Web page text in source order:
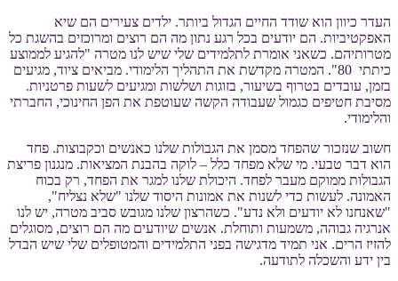
העדר כיוון הוא שודד החיים הגדול ביותר. ילדים צעירים הם שיא
האפקטיביות. הם יודעים בכל רגע נתון מה הם רוצים ומרוכזים בהשגת כל
מטרותיהם. כשאני אומרת לתלמידים שלי שיש לנו מטרה "להגיע לממוצע
כיתתי 80". המטרה מקדשת את התהליך הלימודי. מביאים ציוד, מגיעים
בזמן, עובדים בטרוף בשיעור, בזוגות ושלשות ומגיעים לשעות פרטניות.
מסיבת חטיפים כגמול שעבודה הקשה שעוטפת את הפן החינוכי, החברתי
והלימודי.
חשוב שנזכור שהפחד מסמן את הגבולות שלנו כאנשים וכקבוצות. פחד
הוא דבר טבעי. מי שלא מפחד כלל – לוקה בהבנת המציאות. מנגנון פריצת
הגבולות ממוקם מעבר לפחד. היכולת שלנו למגר את הפחד, רק בכוח
האמונה. לעשות כדי לשנות את אמונות היסוד שלנו "שלא נצליח",
"שאנחנו לא יודעים ולא נדע". כשהרצון שלנו מגובש סביב מטרה, יש לנו
אנרגיה גבוהה, משמעות ותוחלת. אנשים שיודעים מה הם רוצים, מסוגלים
להזיז הרים. אני תמיד מדגישה בפני התלמידים והמטופלים שלי שיש הבדל
בין ידע והשכלה לתודעה.